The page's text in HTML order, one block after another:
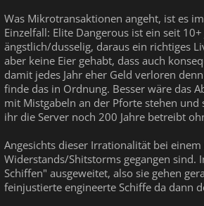
Was Mikrotransaktionen angeht, ist es
Einzelfall: Elite Dangerous ist ein seit
ängstlich/dusselig, daraus ein richtiges
aber keine Eier gehabt, dass auch
damit jedes Jahr eher Geld verloren
finde das in Ordnung. Besser wäre das
mit Mistgabeln an der Pforte stehen
ihr die Server noch 200 Jahre betreibt
Angesichts dieser Irrationalität bei
Widerstands/Shitstorms gegangen sind.
Schiffen" ausgeweitet, also sie gehen
feinjustierte engineerte Schiffe da dann